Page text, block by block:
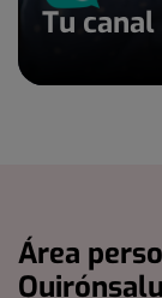
Tu
Área